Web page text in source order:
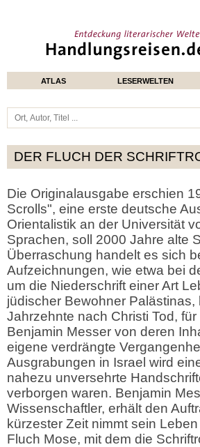
ATLAS LESERWELTEN
DER FLUCH DER
Die Originalausgabe erschien
Scrolls", eine erste deutsche
Orientalistik an der Universität
Sprachen, soll 2000 Jahre alte
Überraschung handelt es sich
Aufzeichnungen, wie etwa bei
um die Niederschrift einer Art
jüdischer Bewohner
Jahrzehnte nach Christi Tod,
Benjamin Messer von deren
eigene verdrängte
Ausgrabungen in Israel wird
nahezu unversehrte
verborgen waren. Benjamin
Wissenschaftler, erhält den
kürzester Zeit nimmt sein
Fluch Mose, mit dem die